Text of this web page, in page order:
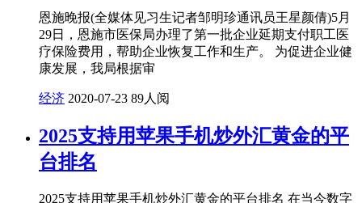
恩施晚报(全媒体见习生记者邹明珍通讯员王星颜倩)5月
29日，恩施市医保局办理了第一批企业延期支付职工医
疗保险费用，帮助企业恢复工作和生产。 为促进企业健
康发展，我局根据审
经济 2020-07-23 89人阅
2025支持用苹果手机炒外汇黄金的平
台排名
2025支持用苹果手机炒外汇黄金的平台排名 在当今数字